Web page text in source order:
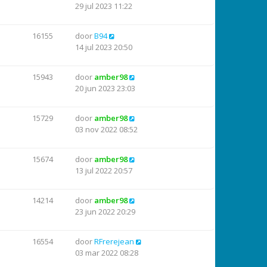
29 jul 2023 11:22
16155 doorB94
14 jul 2023 20:50
15943 door amber98
20 jun 2023 23:03
15729 door amber98
03 nov 2022 08:52
15674 door amber98
13 jul 2022 20:57
14214 door amber98
23 jun 2022 20:29
16554 doorRFrerejean
03 mar 2022 08:28